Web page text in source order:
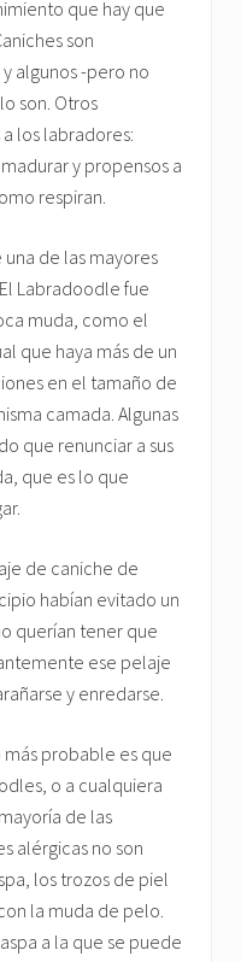
que hay que
son
algunos -pero no
son. Otros
los labradores:
y propensos a
respiran.
de las mayores
Labradoodle fue
muda, como el
que haya más de un
en el tamaño de
camada. Algunas
que renunciar a sus
que es lo que
de caniche de
habían evitado un
querían tener que
ese pelaje
y enredarse.
probable es que
o a cualquiera
de las
alérgicas no son
los trozos de piel
la muda de pelo.
a la que se puede